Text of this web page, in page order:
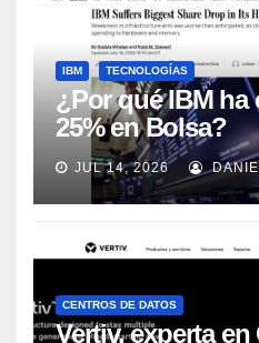
IBM TECNOLOGÍAS
¿Por qué IBM
25% en Bolsa?
JUL 14, 2026
CENTROS DE DATOS
Vertiv, experta